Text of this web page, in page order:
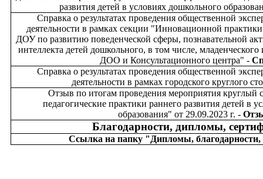
развития детей в условиях дошкольного
Справка о результатах проведения общественной
деятельности в рамках секции "Инновационной
ДОУ по развитию поведенческой сферы, познавательной
интеллекта детей дошкольного, в том числе, младенческого
ДОО и Консультационного центра" -
Справка о результатах проведения общественной
деятельности в рамках городского круглого
Отзыв по итогам проведения мероприятия
педагогические практики раннего развития детей в
образования" от 29.09.2023 г. -
Благодарности, дипломы,
Ссылка на папку "Дипломы,